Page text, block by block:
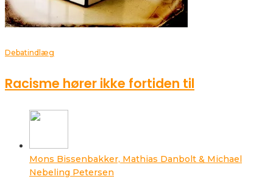
Debatindlæg
Racisme hører ikke fortiden til
Mons Bissenbakker, Mathias Danbolt & Michael
Nebeling Petersen